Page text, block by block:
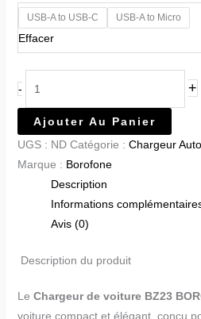
USB-A to USB-C USB-A to Micro
Effacer
- +
Ajouter Au Panier
UGS : ND Catégorie : Chargeur Auto
Marque : Borofone
Description
Informations
Avis (0)
Description du produit
Le Chargeur de voiture BZ23
voiture compact et élégant, conçu